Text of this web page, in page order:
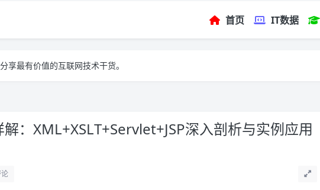
首页 IT数据
享最有价值的互联网技术干货。
：XML+XSLT+Servlet+JSP深入剖析与实例应用